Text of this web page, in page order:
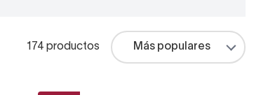
174 productos